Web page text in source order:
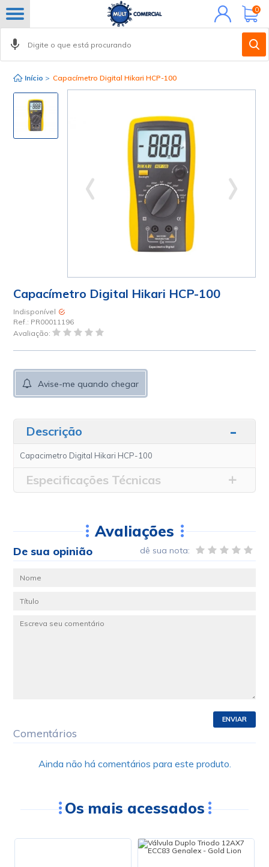
Minha
conta
0
Início > Capacímetro Digital Hikari HCP-100
Capacímetro Digital Hikari HCP-100
Indisponível
Ref.: PR00011196
Avaliação:
Avise-me quando chegar
Descrição
Capacimetro Digital Hikari HCP-100
Especificações Técnicas
Avaliações
De sua opinião dê sua nota:
ENVIAR
Comentários
Ainda não há comentários para este produto.
Os mais acessados